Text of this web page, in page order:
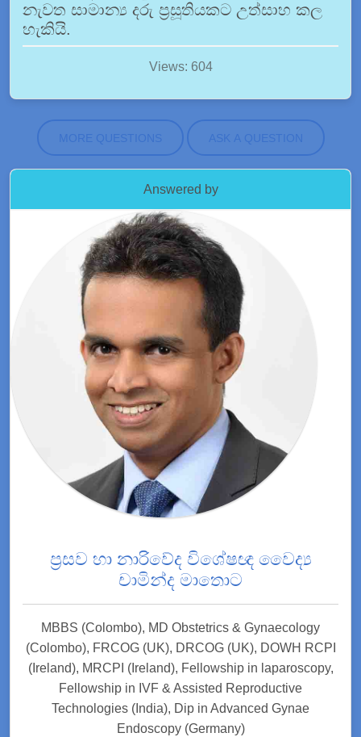
නැවත සාමාන්‍ය දරු ප්‍රසූතියකට උත්සාහ කල
හැකියි.
Views: 604
MORE QUESTIONS ASK A QUESTION
Answered by
ප්‍රසව හා නාරිවේද විශේෂඥ වෛද්‍ය
චාමින්ද මාතොට
MBBS (Colombo), MD Obstetrics & Gynaecology
(Colombo), FRCOG (UK), DRCOG (UK), DOWH RCPI
(Ireland), MRCPI (Ireland), Fellowship in laparoscopy,
Fellowship in IVF & Assisted Reproductive
Technologies (India), Dip in Advanced Gynae
Endoscopy (Germany)